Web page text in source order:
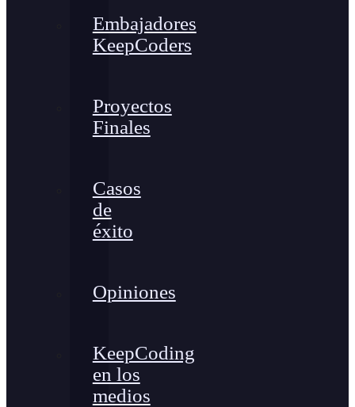
Embajadores
KeepCoders
Proyectos
Finales
Casos
de
éxito
Opiniones
KeepCoding
en los
medios